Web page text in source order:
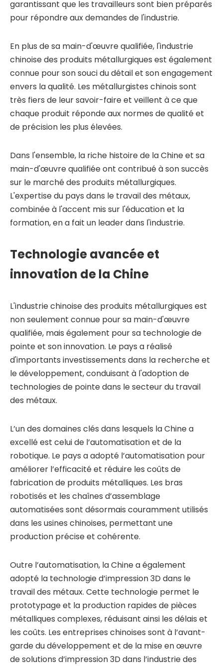
garantissant que les travailleurs sont bien préparés
pour répondre aux demandes de l'industrie.
En plus de sa main-d'œuvre qualifiée, l'industrie
chinoise des produits métallurgiques est également
connue pour son souci du détail et son engagement
envers la qualité. Les métallurgistes chinois sont
très fiers de leur savoir-faire et veillent à ce que
chaque produit réponde aux normes de qualité et
de précision les plus élevées.
Dans l'ensemble, la riche histoire de la Chine et sa
main-d'œuvre qualifiée ont contribué à son succès
sur le marché des produits métallurgiques.
L'expertise du pays dans le travail des métaux,
combinée à l'accent mis sur l'éducation et la
formation, en a fait un leader dans l'industrie.
Technologie avancée et
innovation de la Chine
L'industrie chinoise des produits métallurgiques est
non seulement connue pour sa main-d'œuvre
qualifiée, mais également pour sa technologie de
pointe et son innovation. Le pays a réalisé
d'importants investissements dans la recherche et
le développement, conduisant à l'adoption de
technologies de pointe dans le secteur du travail
des métaux.
L’un des domaines clés dans lesquels la Chine a
excellé est celui de l’automatisation et de la
robotique. Le pays a adopté l’automatisation pour
améliorer l’efficacité et réduire les coûts de
fabrication de produits métalliques. Les bras
robotisés et les chaînes d’assemblage
automatisées sont désormais couramment utilisés
dans les usines chinoises, permettant une
production précise et cohérente.
Outre l’automatisation, la Chine a également
adopté la technologie d’impression 3D dans le
travail des métaux. Cette technologie permet le
prototypage et la production rapides de pièces
métalliques complexes, réduisant ainsi les délais et
les coûts. Les entreprises chinoises sont à l’avant-
garde du développement et de la mise en œuvre
de solutions d’impression 3D dans l’industrie des